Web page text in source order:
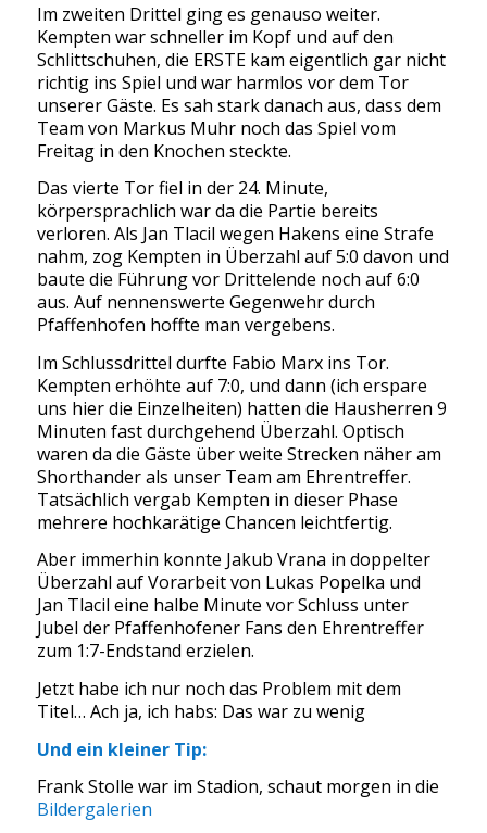
Im zweiten Drittel ging es genauso weiter.
Kempten war schneller im Kopf und auf den
Schlittschuhen, die ERSTE kam eigentlich gar nicht
richtig ins Spiel und war harmlos vor dem Tor
unserer Gäste. Es sah stark danach aus, dass dem
Team von Markus Muhr noch das Spiel vom
Freitag in den Knochen steckte.
Das vierte Tor fiel in der 24. Minute,
körpersprachlich war da die Partie bereits
verloren. Als Jan Tlacil wegen Hakens eine Strafe
nahm, zog Kempten in Überzahl auf 5:0 davon und
baute die Führung vor Drittelende noch auf 6:0
aus. Auf nennenswerte Gegenwehr durch
Pfaffenhofen hoffte man vergebens.
Im Schlussdrittel durfte Fabio Marx ins Tor.
Kempten erhöhte auf 7:0, und dann (ich erspare
uns hier die Einzelheiten) hatten die Hausherren 9
Minuten fast durchgehend Überzahl. Optisch
waren da die Gäste über weite Strecken näher am
Shorthander als unser Team am Ehrentreffer.
Tatsächlich vergab Kempten in dieser Phase
mehrere hochkarätige Chancen leichtfertig.
Aber immerhin konnte Jakub Vrana in doppelter
Überzahl auf Vorarbeit von Lukas Popelka und
Jan Tlacil eine halbe Minute vor Schluss unter
Jubel der Pfaffenhofener Fans den Ehrentreffer
zum 1:7-Endstand erzielen.
Jetzt habe ich nur noch das Problem mit dem
Titel… Ach ja, ich habs: Das war zu wenig
Und ein kleiner Tip:
Frank Stolle war im Stadion, schaut morgen in die
Bildergalerien